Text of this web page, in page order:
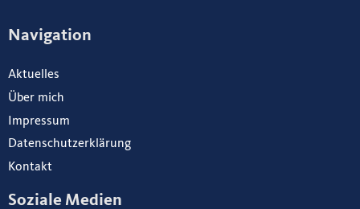
Navigation
Aktuelles
Über mich
Impressum
Datenschutzerklärung
Kontakt
Soziale Medien